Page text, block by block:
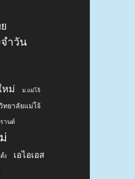
ำวัน
หม่
ม.แม่โจ้
ทยาลัยแม่โจ้
านต์
ง เอไอเอส